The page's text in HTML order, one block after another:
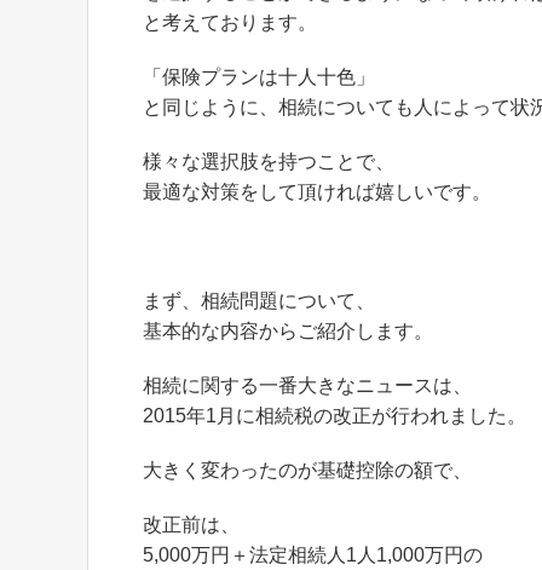
と考えております。
「保険プランは十人十色」
と同じように、相続についても人によって状
様々な選択肢を持つことで、
最適な対策をして頂ければ嬉しいです。
まず、相続問題について、
基本的な内容からご紹介します。
相続に関する一番大きなニュースは、
2015年1月に相続税の改正が行われました。
大きく変わったのが基礎控除の額で、
改正前は、
5,000万円＋法定相続人1人1,000万円の